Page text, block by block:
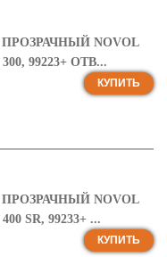
NOVOL
99223+ ОТВ...
КУПИТЬ
NOVOL
SR, 99233+ ...
КУПИТЬ